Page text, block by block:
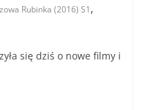
Rubinka (2016) S1,
się dziś o nowe filmy i